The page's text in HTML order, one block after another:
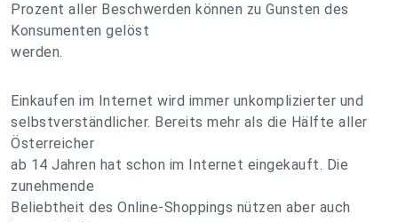
Prozent aller Beschwerden können zu Gunsten des
Konsumenten gelöst
werden.
Einkaufen im Internet wird immer unkomplizierter und
selbstverständlicher. Bereits mehr als die Hälfte aller
Österreicher
ab 14 Jahren hat schon im Internet eingekauft. Die
zunehmende
Beliebtheit des Online-Shoppings nützen aber auch